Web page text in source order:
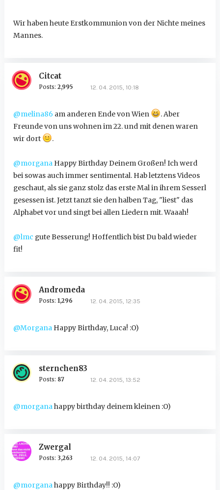
Wir haben heute Erstkommunion von der Nichte meines
Mannes.
Citcat
Posts: 2,995 12. 04. 2015, 10:18
@melina86 am anderen Ende von Wien
. Aber
Freunde von uns wohnen im 22. und mit denen waren
wir dort
.
@morganaHappy Birthday Deinem Großen! Ich werd
bei sowas auch immer sentimental. Hab letztens Videos
geschaut, als sie ganz stolz das erste Mal in ihrem Sesserl
gesessen ist. Jetzt tanzt sie den halben Tag, "liest" das
Alphabet vor und singt bei allen Liedern mit. Waaah!
@lmc gute Besserung! Hoffentlich bist Du bald wieder
fit!
Andromeda
Posts: 1,296 12. 04. 2015, 12:35
@MorganaHappy Birthday, Luca! :O)
sternchen83
Posts: 87 12. 04. 2015, 13:52
@morganahappy birthday deinem kleinen :O)
Zwergal
Posts: 3,263 12. 04. 2015, 14:07
@morganahappy Birthday!! :O)